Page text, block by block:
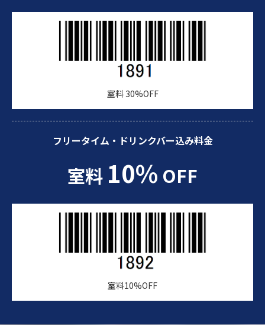
室料 30%OFF
フリータイム・ドリンクバー込み料金
室料 10% OFF
室料10%OFF